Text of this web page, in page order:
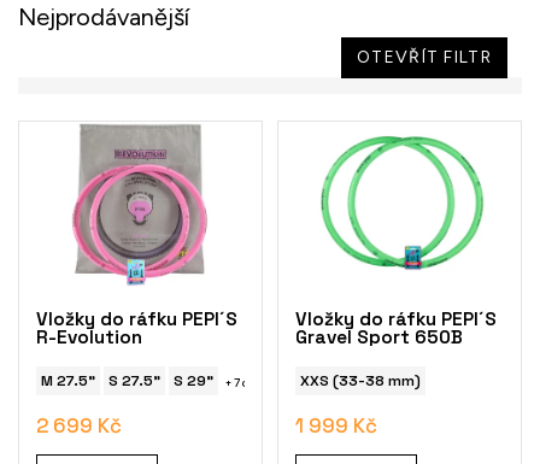
Nejprodávanější
OTEVŘÍT FILTR
V
Vložky do ráfku PEPI´S
R-Evolution
M 27.5" S 27.5" S 29" + 7 dalších
2 699 Kč
Vložky do ráfku PEPI´S
Gravel Sport 650B
XXS (33-38 mm)
1 999 Kč